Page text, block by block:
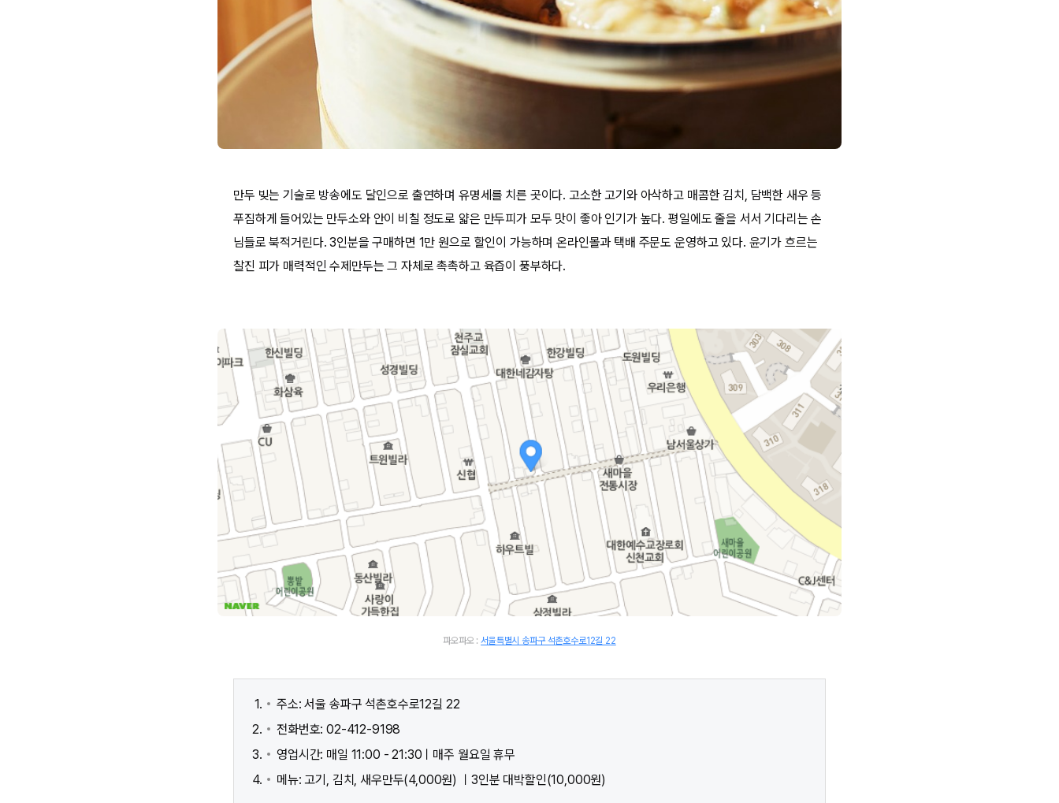
만두 빚는 기술로 방송에도 달인으로 출연하며 유명세를 치른 곳이다. 고소한 고기와 아삭하고 매콤한 김치, 담백한 새우 등
푸짐하게 들어있는 만두소와 안이 비칠 정도로 얇은 만두피가 모두 맛이 좋아 인기가 높다. 평일에도 줄을 서서 기다리는 손
님들로 북적거린다. 3인분을 구매하면 1만 원으로 할인이 가능하며 온라인몰과 택배 주문도 운영하고 있다. 윤기가 흐르는
찰진 피가 매력적인 수제만두는 그 자체로 촉촉하고 육즙이 풍부하다.
파오파오 :서울특별시 송파구 석촌호수로12길 22
주소: 서울 송파구 석촌호수로12길 22
전화번호: 02-412-9198
영업시간: 매일 11:00 - 21:30ㅣ매주 월요일 휴무
메뉴: 고기, 김치, 새우만두(4,000원) ㅣ3인분 대박할인(10,000원)